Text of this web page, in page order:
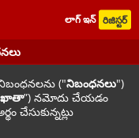
లాగ్ ఇన్ రిజిస్టర్
("నిబంధనలు")
ఖాతా”) నమోదు చేయడం
చేసుకున్నట్లు